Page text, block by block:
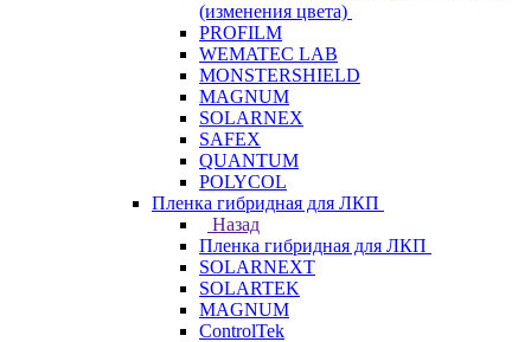
(изменения цвета)
PROFILM
WEMATEC LAB
MONSTERSHIELD
MAGNUM
SOLARNEX
SAFEX
QUANTUM
POLYCOL
Пленка гибридная для ЛКП
Назад
Пленка гибридная для ЛКП
SOLARNEXT
SOLARTEK
MAGNUM
ControlTek